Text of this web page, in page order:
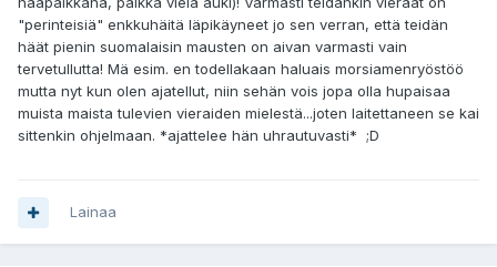
"perinteisiä" enkkuhäitä läpikäyneet jo sen verran, että teidän
häät pienin suomalaisin mausten on aivan varmasti vain
tervetullutta! Mä esim. en todellakaan haluais morsiamenryöstöö
mutta nyt kun olen ajatellut, niin sehän vois jopa olla hupaisaa
muista maista tulevien vieraiden mielestä...joten laitettaneen se kai
sittenkin ohjelmaan. *ajattelee hän uhrautuvasti* ;D
Lainaa